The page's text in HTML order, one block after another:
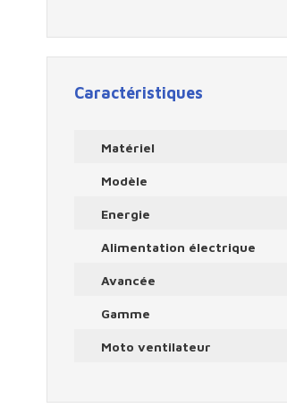
Caractéristiques
Matériel
Modèle
Energie
Alimentation électrique
Avancée
Gamme
Moto ventilateur